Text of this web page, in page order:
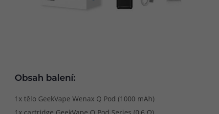
Obsah balení:
1x tělo GeekVape Wenax Q Pod (1000 mAh)
1x cartridge GeekVape Q Pod Series (0,6 Ω)